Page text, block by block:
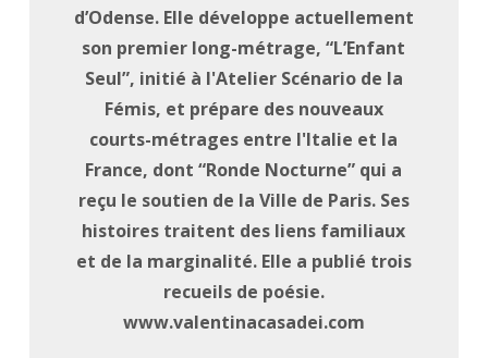
d’Odense. Elle développe actuellement
son premier long-métrage, “L’Enfant
Seul”, initié à l'Atelier Scénario de la
Fémis, et prépare des nouveaux
courts-métrages entre l'Italie et la
France, dont “Ronde Nocturne” qui a
reçu le soutien de la Ville de Paris. Ses
histoires traitent des liens familiaux
et de la marginalité. Elle a publié trois
recueils de poésie.
www.valentinacasadei.com